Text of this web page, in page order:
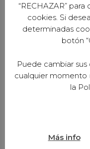
“RECHAZAR”
cookies. Si
determinadas
botón
Puede cambiar
cualquier momento
la
Más info